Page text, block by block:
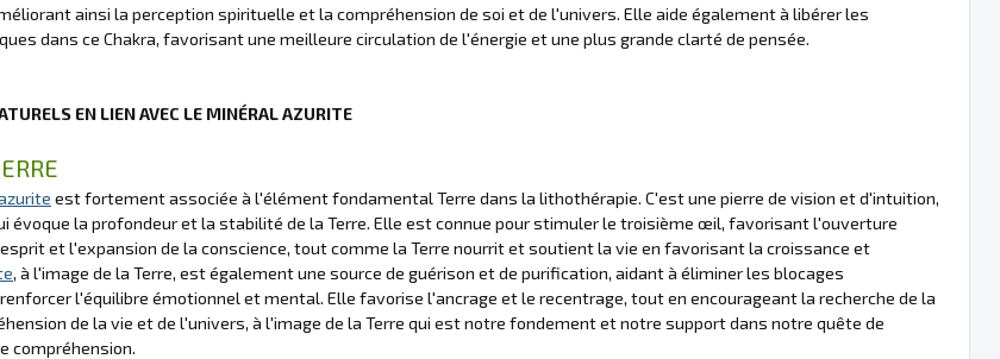
ainsi la perception spirituelle et la compréhension de soi et de l'univers. Elle aide également à libérer les
dans ce Chakra, favorisant une meilleure circulation de l'énergie et une plus grande clarté de pensée.
EN LIEN AVEC LE MINÉRAL AZURITE
est fortement associée à l'élément fondamental Terre dans la lithothérapie. C'est une pierre de vision et d'intuition,
évoque la profondeur et la stabilité de la Terre. Elle est connue pour stimuler le troisième œil, favorisant l'ouverture
et l'expansion de la conscience, tout comme la Terre nourrit et soutient la vie en favorisant la croissance et
, à l'image de la Terre, est également une source de guérison et de purification, aidant à éliminer les blocages
l'équilibre émotionnel et mental. Elle favorise l'ancrage et le recentrage, tout en encourageant la recherche de la
de la vie et de l'univers, à l'image de la Terre qui est notre fondement et notre support dans notre quête de
compréhension.